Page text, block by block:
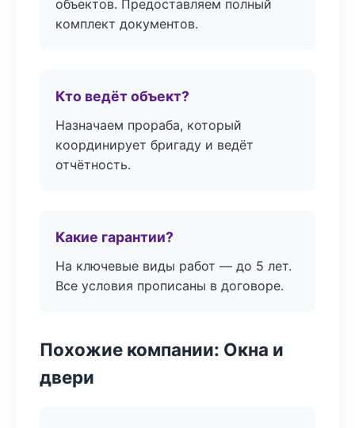
объектов. Предоставляем полный
комплект документов.
Кто ведёт объект?
Назначаем прораба, который
координирует бригаду и ведёт
отчётность.
Какие гарантии?
На ключевые виды работ — до 5 лет.
Все условия прописаны в договоре.
Похожие компании: Окна и
двери